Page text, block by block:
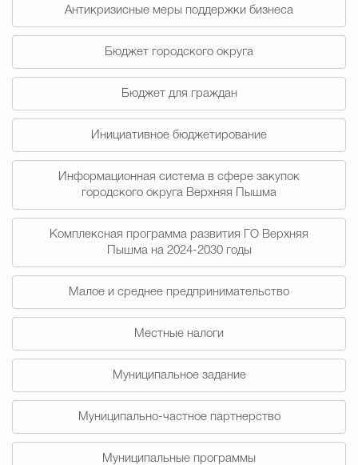
Муниципальная
Городская среда
Экономика
Счётная палата Городского
Избирательная
Гостям Городского
Антикризисные меры поддержки бизнеса
Бюджет городского округа
Бюджет для граждан
Инициативное бюджетирование
Информационная система в сфере закупок
городского округа Верхняя Пышма
Комплексная программа развития ГО Верхняя
Пышма на 2024-2030 годы
Малое и среднее предпринимательство
Местные налоги
Муниципальное задание
Муниципально-частное партнерство
Муниципальные программы